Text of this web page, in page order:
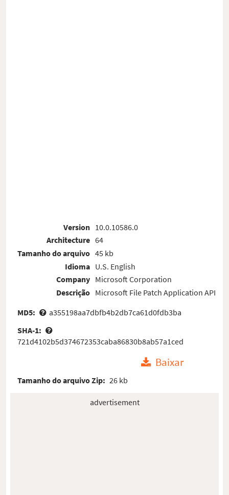
Version
Architecture
Tamanho do arquivo
Idioma
Company
Descrição
10.0.10586.0
64
45 kb
U.S. English
Microsoft Corporation
Microsoft File Patch Application API
MD5:
a355198aa7dbfb4b2db7ca61d0fdb3ba
SHA-1:
721d4102b5d374672353caba86830b8ab57a1ced
Baixar
Tamanho do arquivo Zip: 26 kb
advertisement